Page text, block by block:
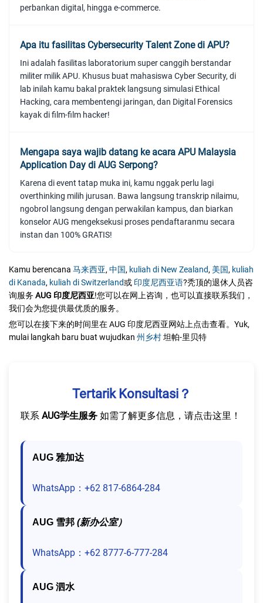
perbankan digital, hingga e-commerce.
Apa itu fasilitas Cybersecurity Talent Zone di APU?
Ini adalah fasilitas laboratorium super canggih berstandar
militer milik APU. Khusus buat mahasiswa Cyber Security, di
lab inilah kamu bakal praktek langsung simulasi Ethical
Hacking, cara membentengi jaringan, dan Digital Forensics
kayak di film-film hacker!
Mengapa saya wajib datang ke acara APU Malaysia
Application Day di AUG Serpong?
Karena di event tatap muka ini, kamu nggak perlu lagi
overthinking milih jurusan. Bawa langsung transkrip nilaimu,
ngobrol langsung dengan perwakilan kampus, dan biarkan
konselor AUG mengeksekusi proses pendaftaranmu secara
instan dan 100% GRATIS!
Kamu berencana 马来西亚, 中国, kuliah di New Zealand, 美国, kuliah
di Kanada, kuliah di Switzerland或 印度尼西亚语?秃顶的退休人员咨
询服务 AUG 印度尼西亚!您可以在网上咨询，也可以直接联系我们，
我们会为您提供最优质的服务。
您可以在接下来的时间里在 AUG 印度尼西亚网站上点击查看。Yuk,
mulai langkah baru buat wujudkan 州乡村坦帕-里贝特
Tertarik Konsultasi？
联系 AUG学生服务 如需了解更多信息，请点击这里！
AUG 雅加达
WhatsApp：+62 817-6864-284
AUG 雪邦 (新办公室）
WhatsApp：+62 8777-6-777-284
AUG 泗水